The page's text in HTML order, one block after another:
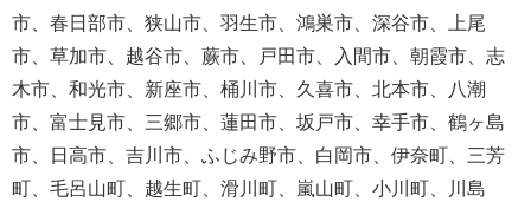
市、春日部市、狭山市、羽生市、鴻巣市、深谷市、上尾
市、草加市、越谷市、蕨市、戸田市、入間市、朝霞市、志
木市、和光市、新座市、桶川市、久喜市、北本市、八潮
市、富士見市、三郷市、蓮田市、坂戸市、幸手市、鶴ヶ島
市、日高市、吉川市、ふじみ野市、白岡市、伊奈町、三芳
町、毛呂山町、越生町、滑川町、嵐山町、小川町、川島